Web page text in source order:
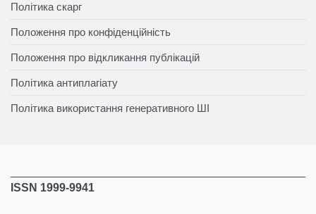
Політика скарг
Положення про конфіденційність
Положення про відкликання публікацій
Політика антиплагіату
Політика використання генеративного ШІ
ISSN 1999-9941